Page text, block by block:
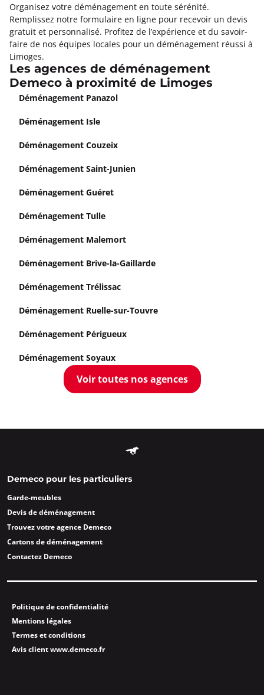
Organisez votre déménagement en toute sérénité.
Remplissez notre formulaire en ligne pour recevoir un devis
gratuit et personnalisé. Profitez de l’expérience et du savoir-
faire de nos équipes locales pour un déménagement réussi à
Limoges.
Les agences de déménagement
Demeco à proximité de Limoges
Déménagement Panazol
Déménagement Isle
Déménagement Couzeix
Déménagement Saint-Junien
Déménagement Guéret
Déménagement Tulle
Déménagement Malemort
Déménagement Brive-la-Gaillarde
Déménagement Trélissac
Déménagement Ruelle-sur-Touvre
Déménagement Périgueux
Déménagement Soyaux
Voir toutes nos agences
Demeco pour les particuliers
Garde-meubles
Devis de déménagement
Trouvez votre agence Demeco
Cartons de déménagement
Contactez Demeco
Politique de confidentialité
Mentions légales
Termes et conditions
Avis client www.demeco.fr